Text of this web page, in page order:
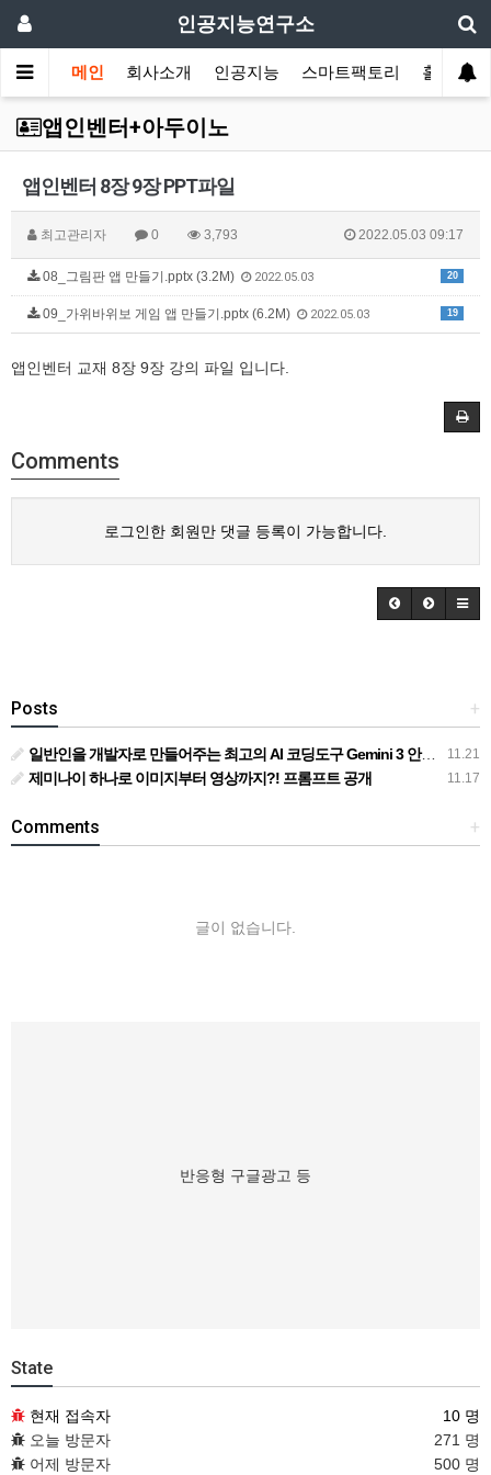
인공지능연구소
메인 회사소개 인공지능 스마트팩토리 홀로그램
앱인벤터+아두이노
앱인벤터 8장 9장 PPT파일
최고관리자 0 3,793 2022.05.03 09:17
20
08_그림판 앱 만들기.pptx (3.2M) 2022.05.03
19
09_가위바위보 게임 앱 만들기.pptx (6.2M) 2022.05.03
앱인벤터 교재 8장 9장 강의 파일 입니다.
Comments
로그인한 회원만 댓글 등록이 가능합니다.
+
Posts
11.21
일반인을 개발자로 만들어주는 최고의 AI 코딩도구 Gemini 3 안티그래비티
11.17
제미나이 하나로 이미지부터 영상까지?! 프롬프트 공개
+
Comments
글이 없습니다.
반응형 구글광고 등
State
현재 접속자
10 명
오늘 방문자
271 명
어제 방문자
500 명